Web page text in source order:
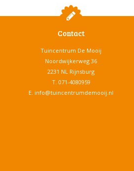
Contact
Tuincentrum De Mooij
Noordwijkerweg 36
2231 NL Rijnsburg
T. 071-4080959
E. info@tuincentrumdemooij.nl